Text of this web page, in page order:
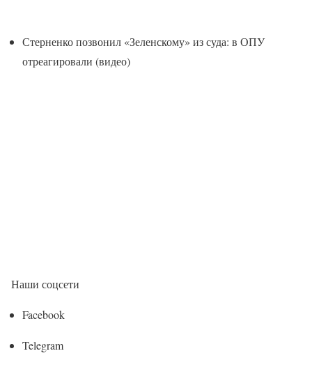
Стерненко позвонил «Зеленскому» из суда: в ОПУ
отреагировали (видео)
Наши соцсети
Facebook
Telegram